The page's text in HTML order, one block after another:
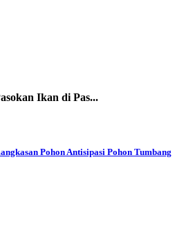
Ikan di Pas...
Pohon Antisipasi Pohon Tumbang